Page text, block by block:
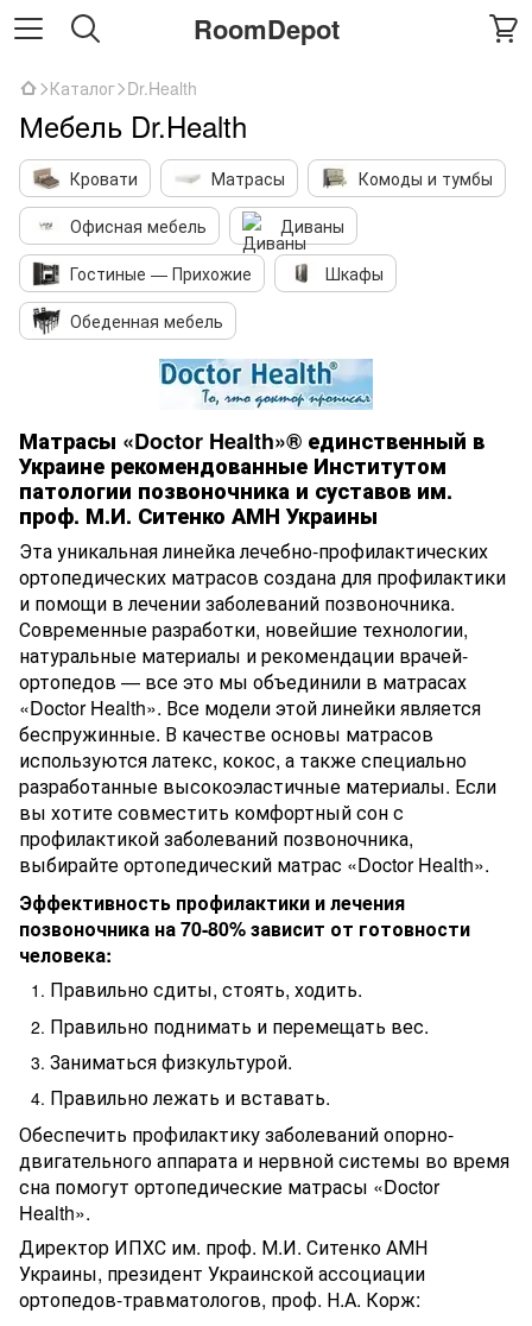
RoomDepot
Каталог Dr.Health
Мебель Dr.Health
Кровати Матрасы
Комоды и тумбы
Офисная мебель
Диваны
Гостиные — Прихожие
Шкафы
Обеденная мебель
Матрасы «Doctor Health»® единственный в
Украине рекомендованные Институтом
патологии позвоночника и суставов им.
проф. М.И. Ситенко АМН Украины
Эта уникальная линейка лечебно-профилактических
ортопедических матрасов создана для профилактики
и помощи в лечении заболеваний позвоночника.
Современные разработки, новейшие технологии,
натуральные материалы и рекомендации врачей-
ортопедов — все это мы объединили в матрасах
«Doctor Health». Все модели этой линейки является
беспружинные. В качестве основы матрасов
используются латекс, кокос, а также специально
разработанные высокоэластичные материалы. Если
вы хотите совместить комфортный сон с
профилактикой заболеваний позвоночника,
выбирайте ортопедический матрас «Doctor Health».
Эффективность профилактики и лечения
позвоночника на 70-80% зависит от готовности
человека:
Правильно сдиты, стоять, ходить.
Правильно поднимать и перемещать вес.
Заниматься физкультурой.
Правильно лежать и вставать.
Обеспечить профилактику заболеваний опорно-
двигательного аппарата и нервной системы во время
сна помогут ортопедические матрасы «Doctor
Health».
Директор ИПХС им. проф. М.И. Ситенко АМН
Украины, президент Украинской ассоциации
ортопедов-травматологов, проф. Н.А. Корж: